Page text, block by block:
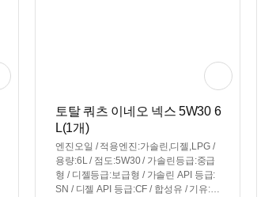
토탈 쿼츠 이네오 넥스 5W30 6
L(1개)
엔진오일 / 적용엔진:가솔린,디젤,LPG /
용량:6L / 점도:5W30 / 가솔린등급:중급
형 / 디젤등급:보급형 / 가솔린 API 등급:
SN / 디젤 API 등급:CF / 합성유 / 기유:V